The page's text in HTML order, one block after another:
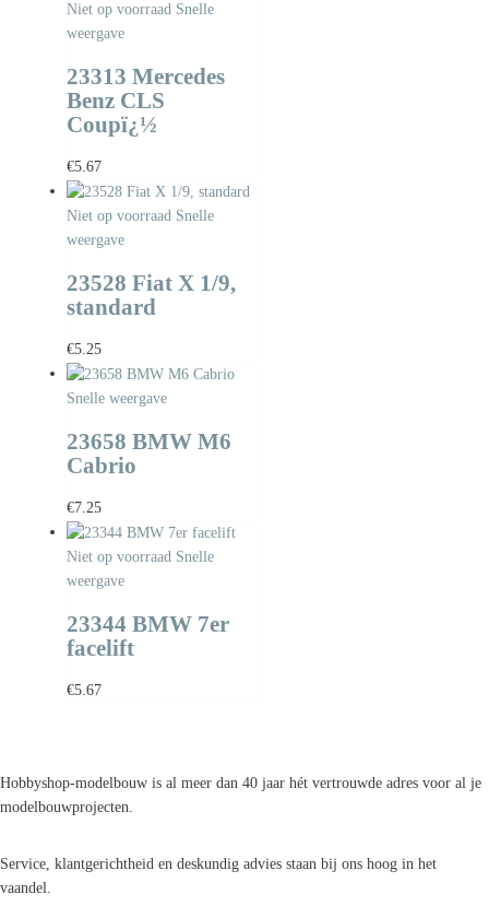
Niet op voorraad Snelle
weergave
23313 Mercedes
Benz CLS
Coupï¿½
€5.67
Niet op voorraad Snelle
weergave
23528 Fiat X 1/9,
standard
€5.25
Snelle weergave
23658 BMW M6
Cabrio
€7.25
Niet op voorraad Snelle
weergave
23344 BMW 7er
facelift
€5.67
Hobbyshop-modelbouw is al meer dan 40 jaar hét vertrouwde adres voor al je
modelbouwprojecten.
Service, klantgerichtheid en deskundig advies staan bij ons hoog in het
vaandel.